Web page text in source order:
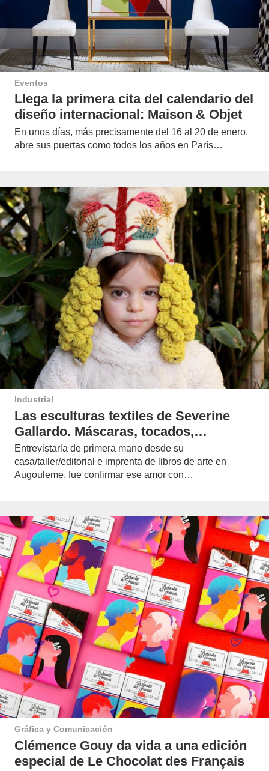
Eventos
Llega la primera cita del calendario del
diseño internacional: Maison & Objet
En unos días, más precisamente del 16 al 20 de enero,
abre sus puertas como todos los años en París…
Industrial
Las esculturas textiles de Severine
Gallardo. Máscaras, tocados,…
Entrevistarla de primera mano desde su
casa/taller/editorial e imprenta de libros de arte en
Augouleme, fue confirmar ese amor con…
Gráfica y Comunicación
Clémence Gouy da vida a una edición
especial de Le Chocolat des Français